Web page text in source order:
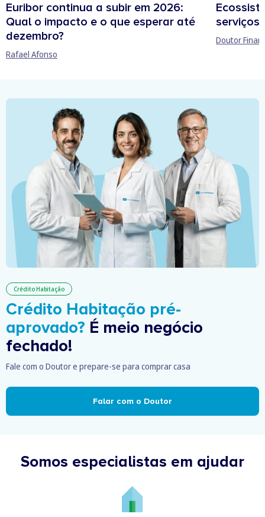
Euribor continua a subir em 2026:
Qual o impacto e o que esperar até
dezembro?
Rafael Afonso
serviços
Doutor
Crédito Habitação
Crédito Habitação pré-
aprovado? É meio negócio
fechado!
Fale com o Doutor e prepare-se para comprar casa
Falar com o Doutor
Somos especialistas em ajudar